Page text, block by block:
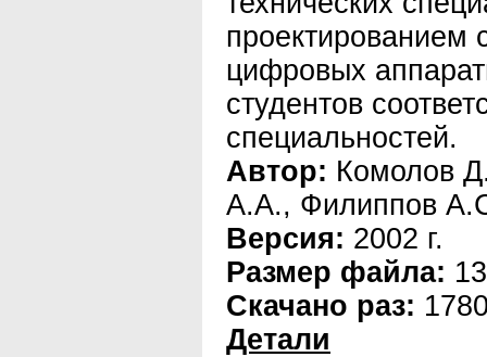
проектированием
цифровых
студентов
специальностей.
Автор: Комолов
А.А., Филиппов
Версия: 2002 г.
Размер файла:
Скачано раз:
Детали